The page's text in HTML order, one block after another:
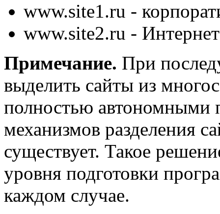
www.site1.ru -
www.site2.ru -
Примечание. При
выделить сайты из
полностью автономными
механизмов разделения
существует. Такое
уровня подготовки
каждом случае.